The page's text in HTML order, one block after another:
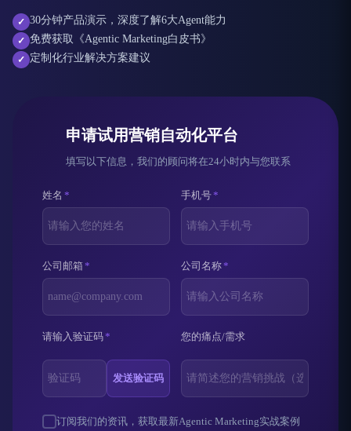
✓ 30分钟产品演示，深度了解6大Agent能力
✓ 免费获取《Agentic Marketing白皮书》
✓ 定制化行业解决方案建议
申请试用营销自动化平台
填写以下信息，我们的顾问将在24小时内与您联系
姓名 * 手机号*
公司邮箱* 公司名称*
请输入验证码*
发送验证码
您的痛点/需求
订阅我们的资讯，获取最新Agentic Marketing实战案例